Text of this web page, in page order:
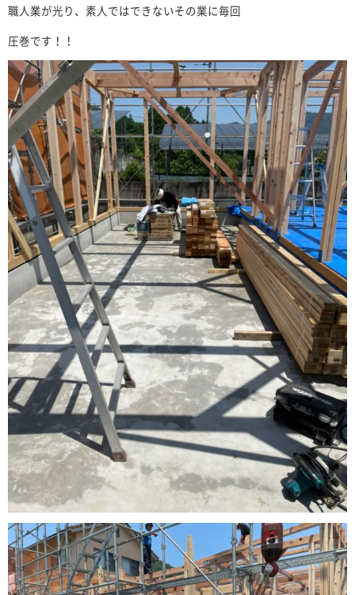
職人業が光り、素人ではできないその業に毎回
圧巻です！！